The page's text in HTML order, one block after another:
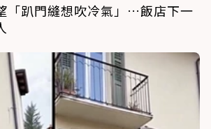
「趴門縫想吹冷氣」…飯店下一